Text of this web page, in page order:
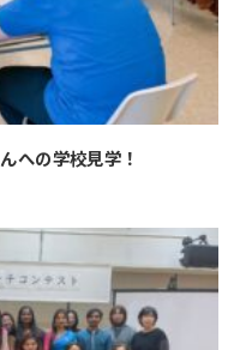
への学校見学！